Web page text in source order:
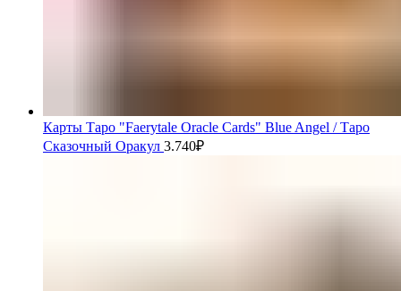
Карты Таро "Faerytale Oracle Cards" Blue Angel / Таро
Сказочный Оракул 3.740₽